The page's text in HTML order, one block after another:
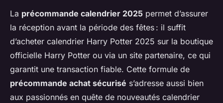
La précommande calendrier 2025 permet d’assurer
la réception avant la période des fêtes : il suffit
d’acheter calendrier Harry Potter 2025 sur la boutique
officielle Harry Potter ou via un site partenaire, ce qui
garantit une transaction fiable. Cette formule de
précommande achat sécurisé s’adresse aussi bien
aux passionnés en quête de nouveautés calendrier